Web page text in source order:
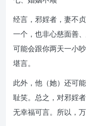
经言，邪婬者，妻不
一个，也非心慈面善
可能会跟你两天一小
堪言。
此外，他（她）还可
耻笑。总之，对邪婬
无幸福可言。所以，